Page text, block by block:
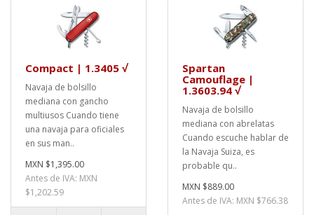
Compact | 1.3405 √
Navaja de bolsillo
mediana con gancho
multiusos Cuando tiene
una navaja para oficiales
en sus man..
MXN $1,395.00
Antes de IVA: MXN
$1,202.59
Spartan
Camouflage |
1.3603.94 √
Navaja de bolsillo
mediana con abrelatas
Cuando escuche hablar de
la Navaja Suiza, es
probable qu..
MXN $889.00
Antes de IVA: MXN $766.38